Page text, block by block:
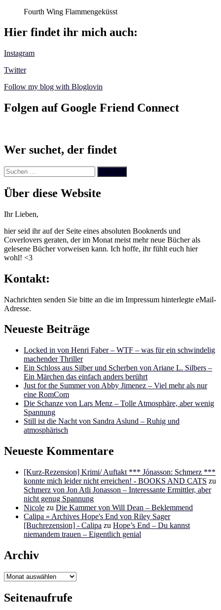
Fourth Wing Flammengeküsst
Hier findet ihr mich auch:
Instagram
Twitter
Follow my blog with Bloglovin
Folgen auf Google Friend Connect
Wer suchet, der findet
Suchen
nach:
Über diese Website
Ihr Lieben,
hier seid ihr auf der Seite eines absoluten Booknerds und
Coverlovers geraten, der im Monat meist mehr neue Bücher als
gelesene Bücher vorweisen kann. Ich hoffe, ihr fühlt euch hier
wohl! <3
Kontakt:
Nachrichten senden Sie bitte an die im Impressum hinterlegte eMail-
Adresse.
Neueste Beiträge
Locked in von Henri Faber – WTF – was für ein schwindelig
machender Thriller
Ein Schloss aus Silber und Scherben von Ariane L. Silbers –
Ein Märchen das einfach anders berührt
Just for the Summer von Abby Jimenez – Viel mehr als nur
eine RomCom
Die Schanze von Lars Menz – Tolle Atmosphäre, aber wenig
Spannung
Still ist die Nacht von Sandra Aslund – Ruhig und
atmosphärisch
Neueste Kommentare
[Kurz-Rezension] Krimi/ Auftakt *** Jónasson: Schmerz ***
konnte mich leider nicht erreichen! - BOOKS AND CATS zu
Schmerz von Jon Atli Jonasson – Interessante Ermittler, aber
nicht genug Spannung
Nicole zu Die Kammer von Will Dean – Beklemmend
Calipa » Archives Hope's End von Riley Sager
[Buchrezension] - Calipa zu Hope’s End – Du kannst
niemandem trauen – Eigentlich genial
Archiv
Archiv
Seitenaufrufe